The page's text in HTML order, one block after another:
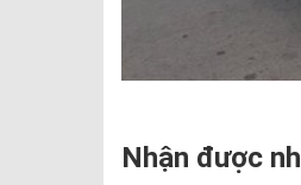
Nhận được